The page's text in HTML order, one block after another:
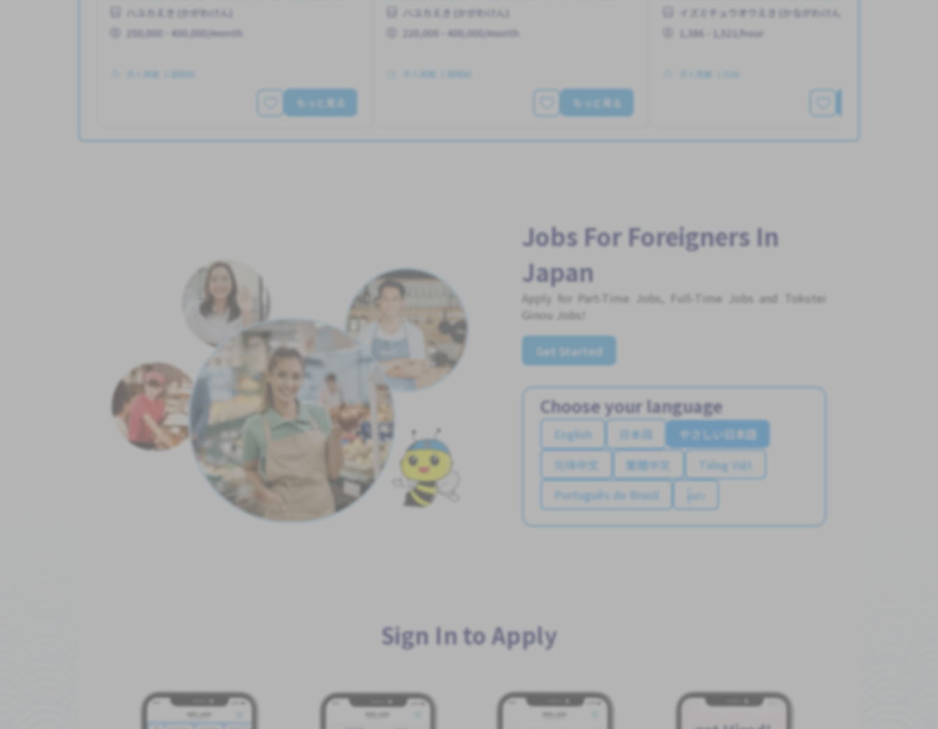
ハユカえき (かがわけん)
250,000 - 400,000/month
求人掲載 ２週間前
もっと見る
ハユカえき (かがわけん)
220,000 - 400,000/month
求人掲載 ２週間前
もっと見る
はじめて OK
じてんしゃ OK
イズミチュウオウえき (かながわけん)
1,386 - 1,521/hour
求人掲載 １日前
Jobs For Foreigners In
Japan
Apply for Part-Time Jobs, Full-Time Jobs and Tokutei
Ginou Jobs!
Get Started
Choose your language
English 日本語
やさしい日本語
简体中文
繁體中文
Tiếng Việt
Português do Brasil
န်မာ
Sign In to Apply